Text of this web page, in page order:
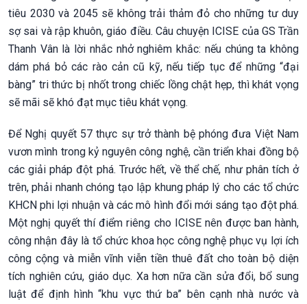
tiêu 2030 và 2045 sẽ không trải thảm đỏ cho những tư duy
sợ sai và rập khuôn, giáo điều. Câu chuyện ICISE của GS Trần
Thanh Vân là lời nhắc nhở nghiêm khắc: nếu chúng ta không
dám phá bỏ các rào cản cũ kỹ, nếu tiếp tục để những “đại
bàng” tri thức bị nhốt trong chiếc lồng chật hẹp, thì khát vọng
sẽ mãi sẽ khó đạt mục tiêu khát vọng.
Để Nghị quyết 57 thực sự trở thành bệ phóng đưa Việt Nam
vươn mình trong kỷ nguyên công nghệ, cần triển khai đồng bộ
các giải pháp đột phá. Trước hết, về thể chế, như phân tích ở
trên, phải nhanh chóng tạo lập khung pháp lý cho các tổ chức
KHCN phi lợi nhuận và các mô hình đổi mới sáng tạo đột phá.
Một nghị quyết thí điểm riêng cho ICISE nên được ban hành,
công nhận đây là tổ chức khoa học công nghệ phục vụ lợi ích
công cộng và miễn vĩnh viễn tiền thuê đất cho toàn bộ diện
tích nghiên cứu, giáo dục. Xa hơn nữa cần sửa đổi, bổ sung
luật để định hình “khu vực thứ ba” bên cạnh nhà nước và